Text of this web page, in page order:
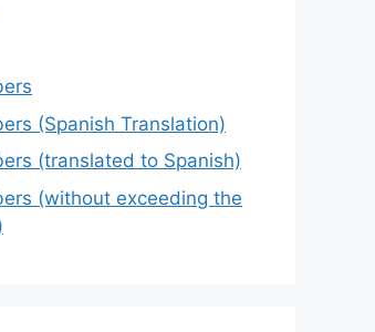
(Spanish Translation)
(translated to Spanish)
(without exceeding the